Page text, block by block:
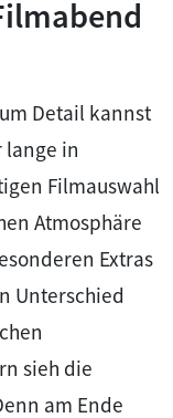
Detail kannst
lange in
Filmauswahl
Atmosphäre
Extras
Unterschied
sieh die
am Ende